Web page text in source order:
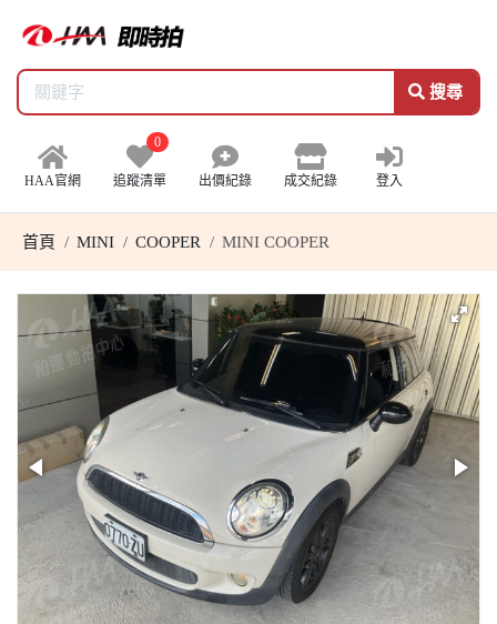
搜尋
HAA官網
0
追蹤清單 出價紀錄 成交紀錄 登入
首頁 MINI COOPER MINI COOPER